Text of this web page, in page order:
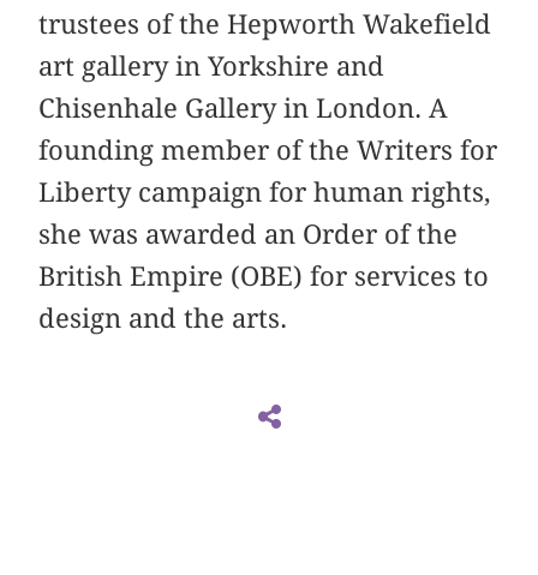
trustees of the Hepworth Wakefield
art gallery in Yorkshire and
Chisenhale Gallery in London. A
founding member of the Writers for
Liberty campaign for human rights,
she was awarded an Order of the
British Empire (OBE) for services to
design and the arts.